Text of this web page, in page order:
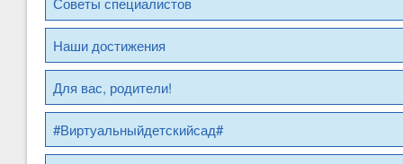
Наши достижения
Для вас, родители!
#Виртуальныйдетскийсад#